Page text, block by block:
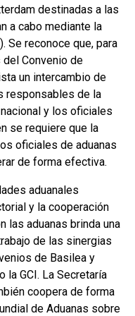
destinadas a las
a cabo mediante la
Se reconoce que, para
Convenio de
un intercambio de
responsables de la
y los oficiales
se requiere que la
oficiales de aduanas
de forma efectiva.
aduanales
y la cooperación
las aduanas brinda una
de las sinergias
de Basilea y
la GCI. La Secretaría
coopera de forma
de Aduanas sobre